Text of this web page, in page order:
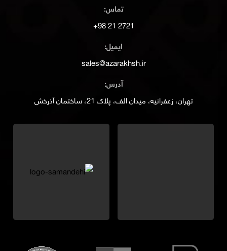
تماس:
2721 21 98+
ایمیل:
sales@azarakhsh.ir
آدرس:
تهران، زعفرانیه، میدان الف، پلاک 21، ساختمان آذرخش